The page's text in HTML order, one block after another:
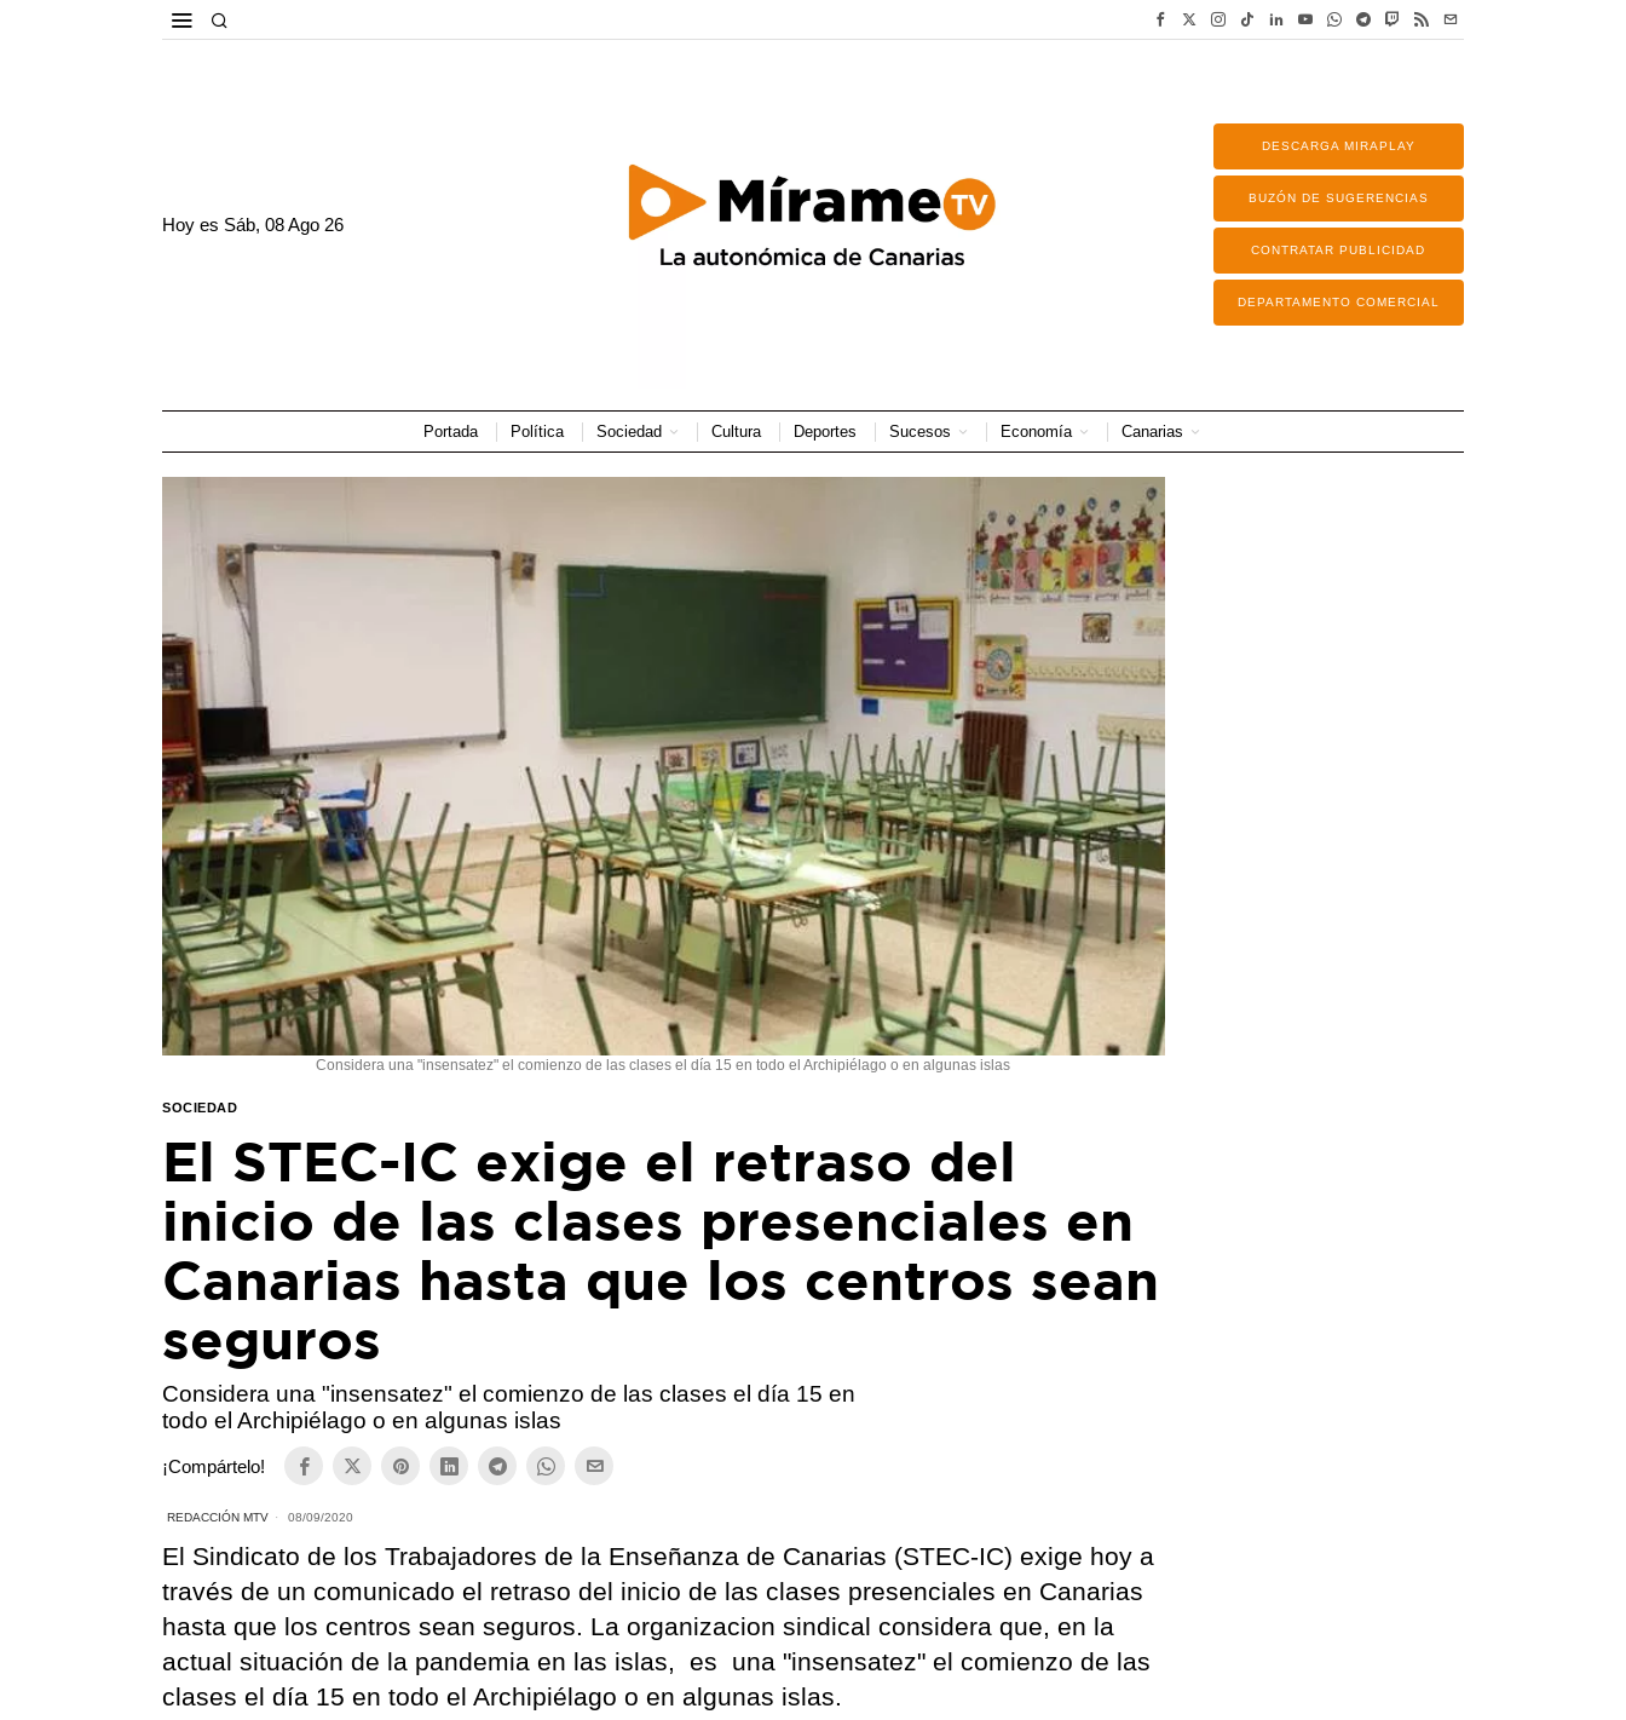
Hoy es Sáb, 08 Ago 26
DESCARGA MIRAPLAY
BUZÓN DE SUGERENCIAS
CONTRATAR PUBLICIDAD
DEPARTAMENTO COMERCIAL
Portada Política Sociedad Cultura Deportes Sucesos Economía Canarias
Considera una "insensatez" el comienzo de las clases el día 15 en todo el Archipiélago o en algunas islas
SOCIEDAD
El STEC-IC exige el retraso del
inicio de las clases presenciales en
Canarias hasta que los centros sean
seguros
Considera una "insensatez" el comienzo de las clases el día 15 en
todo el Archipiélago o en algunas islas
¡Compártelo!
REDACCIÓN MTV 08/09/2020
El Sindicato de los Trabajadores de la Enseñanza de Canarias (STEC-IC) exige hoy a
través de un comunicado el retraso del inicio de las clases presenciales en Canarias
hasta que los centros sean seguros. La organizacion sindical considera que, en la
actual situación de la pandemia en las islas, es una "insensatez" el comienzo de las
clases el día 15 en todo el Archipiélago o en algunas islas.